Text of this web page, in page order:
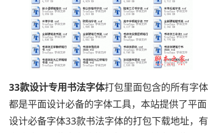
33款设计专用书法字体打包里面包含的所有字体
都是平面设计必备的字体工具，本站提供了平面
设计必备字体33款书法字体的打包下载地址，有